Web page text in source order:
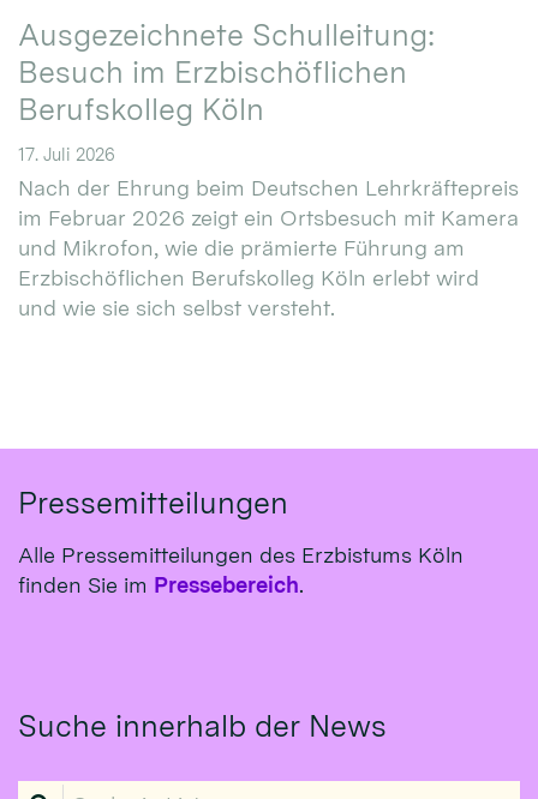
Ausgezeichnete Schulleitung:
Besuch im Erzbischöflichen
Berufskolleg Köln
17. Juli 2026
Nach der Ehrung beim Deutschen Lehrkräftepreis
im Februar 2026 zeigt ein Ortsbesuch mit Kamera
und Mikrofon, wie die prämierte Führung am
Erzbischöflichen Berufskolleg Köln erlebt wird
und wie sie sich selbst versteht.
Pressemitteilungen
Alle Pressemitteilungen des Erzbistums Köln
finden Sie im Pressebereich.
Suche innerhalb der News